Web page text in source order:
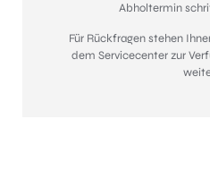
Abholtermin
Für Rückfragen stehen
dem Servicecenter zur